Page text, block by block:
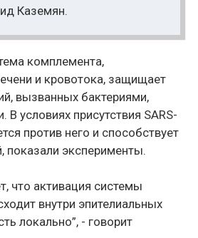
Каземян.
комплемента,
и кровотока, защищает
вызванных бактериями,
В условиях присутствия SARS-
против него и способствует
показали эксперименты.
что активация системы
внутри эпителиальных
локально”, - говорит